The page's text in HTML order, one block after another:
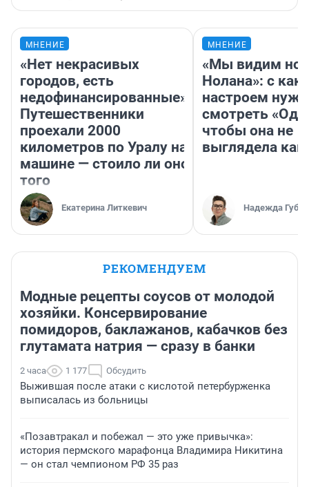
МНЕНИЕ
«Нет некрасивых
городов, есть
недофинансированные».
Путешественники
проехали 2000
километров по Уралу на
машине — стоило ли оно
того
Екатерина Литкевич
МНЕНИЕ
«Мы видим
Нолана»: с
настроем
смотреть
чтобы она не
выглядела как
Надежда
РЕКОМЕНДУЕМ
Модные рецепты соусов от молодой
хозяйки. Консервирование
помидоров, баклажанов, кабачков без
глутамата натрия — сразу в банки
2 часа 1 177 Обсудить
Выжившая после атаки с кислотой петербурженка
выписалась из больницы
«Позавтракал и побежал — это уже привычка»:
история пермского марафонца Владимира Никитина
— он стал чемпионом РФ 35 раз